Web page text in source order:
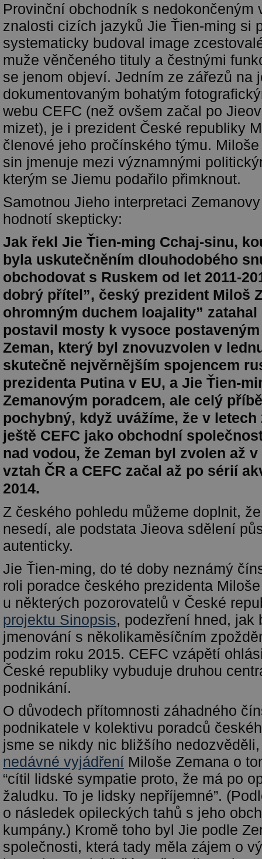
Provinční obchodník s nedokončeným
znalosti cizích jazyků Jie Ťien-ming si
systematicky budoval image
muže věnčeného tituly a čestnými
se jenom objeví. Jedním ze zářezů na
dokumentovaným bohatým
webu CEFC (než ovšem začal po
mizet), je i prezident České republiky
členové jeho pročínského týmu.
sin jmenuje mezi významnými
kterým se Jiemu podařilo přimknout.
Samotnou Jieho interpretaci
hodnotí skepticky:
Jak řekl Jie Ťien-ming Cchaj-sinu,
byla uskutečněním dlouhodobého
obchodovat s Ruskem od let 2011-
dobrý přítel”, český prezident Miloš
ohromným duchem loajality” zatahal
postavil mosty k vysoce
Zeman, který byl znovuzvolen v
skutečně nejvěrnějším spojencem
prezidenta Putina v EU, a Jie Ťien-
Zemanovým poradcem, ale celý
pochybný, když uvážíme, že v letech
ještě CEFC jako obchodní
nad vodou, že Zeman byl zvolen až v
vztah ČR a CEFC začal až po sérií
2014.
Z českého pohledu můžeme doplnit,
nesedí, ale podstata Jieova sdělení
autenticky.
Jie Ťien-ming, do té doby neznámý
roli poradce českého prezidenta
u některých pozorovatelů v České
projektu Sinopsis, podezření hned, jak
jmenování s několikaměsíčním
podzim roku 2015. CEFC vzápětí
České republiky vybuduje druhou
podnikání.
O důvodech přítomnosti záhadného
podnikatele v kolektivu poradců
jsme se nikdy nic bližšího
nedávné vyjádření Miloše Zemana o
“cítil lidské sympatie proto, že má po
žaludku. To je lidsky nepříjemné”.
o následek opileckých tahů s jeho
kumpány.) Kromě toho byl Jie podle
společnosti, která tady měla zájem o